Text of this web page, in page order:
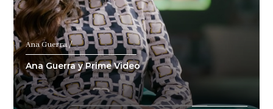
Ana Guerra /
Ana Guerra y Prime Video